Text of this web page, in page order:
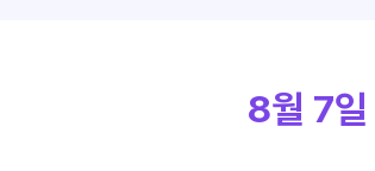
8월 7일